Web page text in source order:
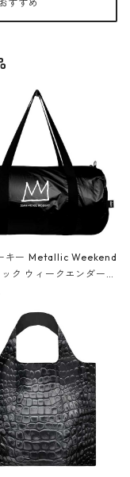
すすめ
キー Metallic Weekend
ク ウィークエンダー
ッグ ショルダーバッグ
ン=ミッシェル・バスキ
ブラック